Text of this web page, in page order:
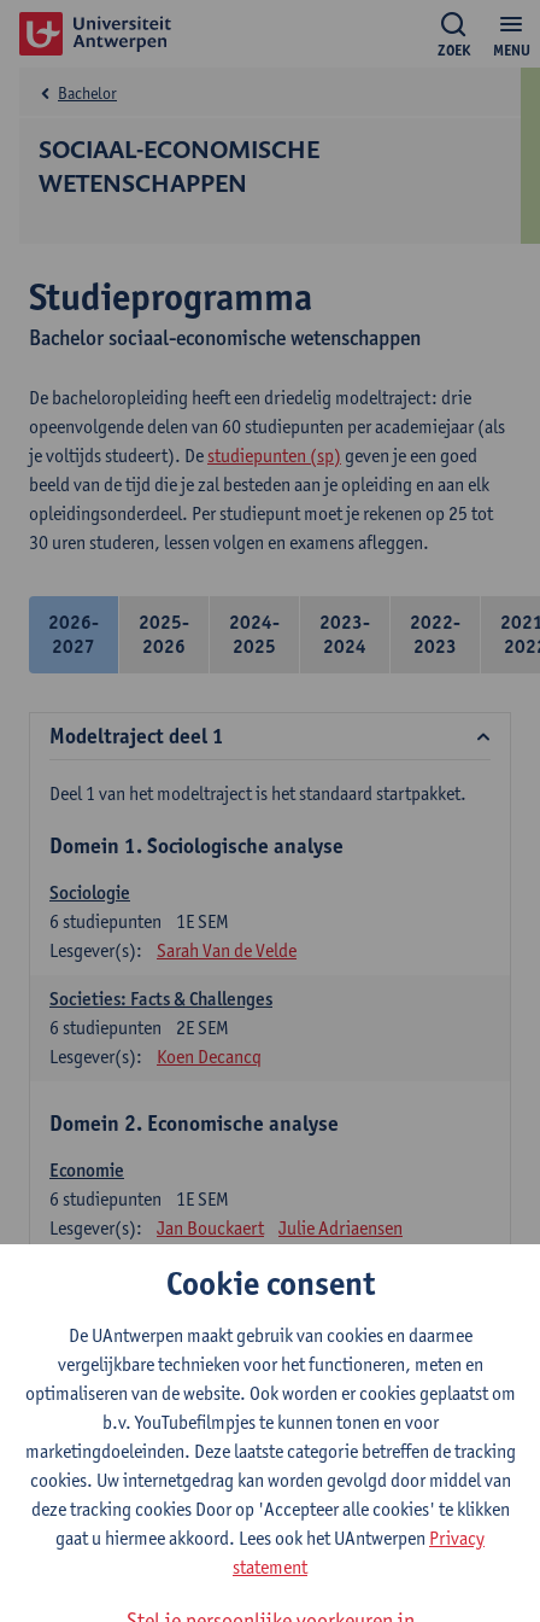
MENU
ZOEK
SOCIAAL-ECONOMISCHE
WETENSCHAPPEN
Bachelor
Studieprogramma
Bachelor sociaal-economische wetenschappen
De bacheloropleiding heeft een driedelig modeltraject: drie
opeenvolgende delen van 60 studiepunten per academiejaar (als
je voltijds studeert). De studiepunten (sp) geven je een goed
beeld van de tijd die je zal besteden aan je opleiding en aan elk
opleidingsonderdeel. Per studiepunt moet je rekenen op 25 tot
30 uren studeren, lessen volgen en examens afleggen.
2026-
2027
2025-
2026
2024-
2025
2023-
2024
2022-
2023
Modeltraject deel 1
Deel 1 van het modeltraject is het standaard startpakket.
Domein 1. Sociologische analyse
Sociologie
1E SEM
6 studiepunten
Lesgever(s):
Sarah Van de Velde
Societies: Facts & Challenges
2E SEM
6 studiepunten
Lesgever(s):
Koen Decancq
Domein 2. Economische analyse
Economie
1E SEM
6 studiepunten
Lesgever(s):
Jan Bouckaert Julie Adriaensen
Domein 3. Bedrijfseconomie
Accountancy
1E/2E SEM
6studiepunten
Lesgever(s):
Tom Van Caneghem Christine Lippens
Domein 6. Kwantitatieve methoden
Beschrijvende statistiek en kansrekenen
2E SEM
3studiepunten
Stephan Van der Veeken
Cookie consent
De UAntwerpen maakt gebruik van cookies en daarmee
vergelijkbare technieken voor het functioneren, meten en
optimaliseren van de website. Ook worden er cookies geplaatst om
b.v. YouTubefilmpjes te kunnen tonen en voor
marketingdoeleinden. Deze laatste categorie betreffen de tracking
cookies. Uw internetgedrag kan worden gevolgd door middel van
deze tracking cookies Door op 'Accepteer alle cookies' te klikken
gaat u hiermee akkoord. Lees ook het UAntwerpen Privacy
statement